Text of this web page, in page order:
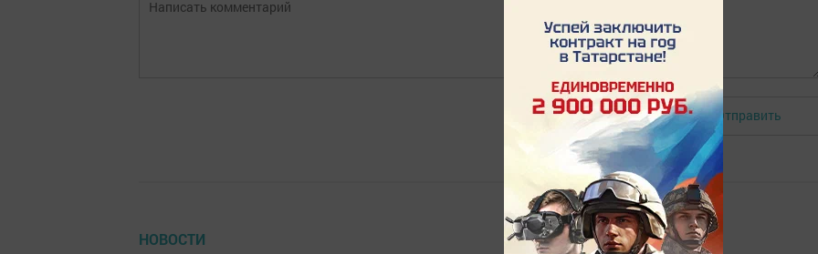
Авторизоваться Отправить
НОВОСТИ